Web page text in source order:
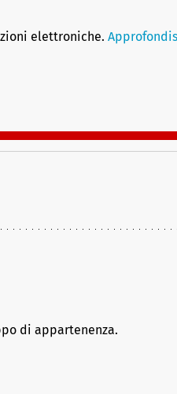
elettroniche.
di appartenenza.